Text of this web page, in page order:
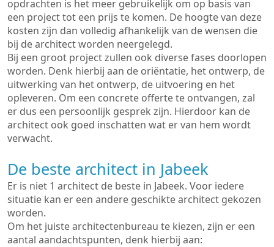
opdrachten is het meer gebruikelijk om op basis van
een project tot een prijs te komen. De hoogte van deze
kosten zijn dan volledig afhankelijk van de wensen die
bij de architect worden neergelegd.
Bij een groot project zullen ook diverse fases doorlopen
worden. Denk hierbij aan de oriëntatie, het ontwerp, de
uitwerking van het ontwerp, de uitvoering en het
opleveren. Om een concrete offerte te ontvangen, zal
er dus een persoonlijk gesprek zijn. Hierdoor kan de
architect ook goed inschatten wat er van hem wordt
verwacht.
De beste architect in Jabeek
Er is niet 1 architect de beste in Jabeek. Voor iedere
situatie kan er een andere geschikte architect gekozen
worden.
Om het juiste architectenbureau te kiezen, zijn er een
aantal aandachtspunten, denk hierbij aan: